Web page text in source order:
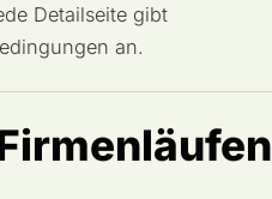
Detailseite gibt
an.